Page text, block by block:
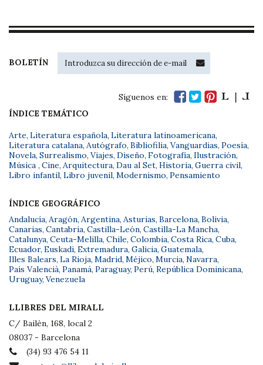
BOLETÍN
Síguenos en:
ÍNDICE TEMÁTICO
Arte, Literatura española, Literatura latinoamericana,
Literatura catalana, Autógrafo, Bibliofilia, Vanguardias, Poesía,
Novela, Surrealismo, Viajes, Diseño, Fotografía, Ilustración,
Música , Cine, Arquitectura, Dau al Set, Historia, Guerra civil,
Libro infantil, Libro juvenil, Modernismo, Pensamiento
ÍNDICE GEOGRÁFICO
Andalucía, Aragón, Argentina, Asturias, Barcelona, Bolivia,
Canarias, Cantabria, Castilla-León, Castilla-La Mancha,
Catalunya, Ceuta-Melilla, Chile, Colombia, Costa Rica, Cuba,
Ecuador, Euskadi, Extremadura, Galicia, Guatemala,
Illes Balears, La Rioja, Madrid, Méjico, Murcia, Navarra,
País Valencià, Panamá, Paraguay, Perú, República Dominicana,
Uruguay, Venezuela
LLIBRES DEL MIRALL
C/ Bailèn, 168, local 2
08037 - Barcelona
(34) 93 476 54 11